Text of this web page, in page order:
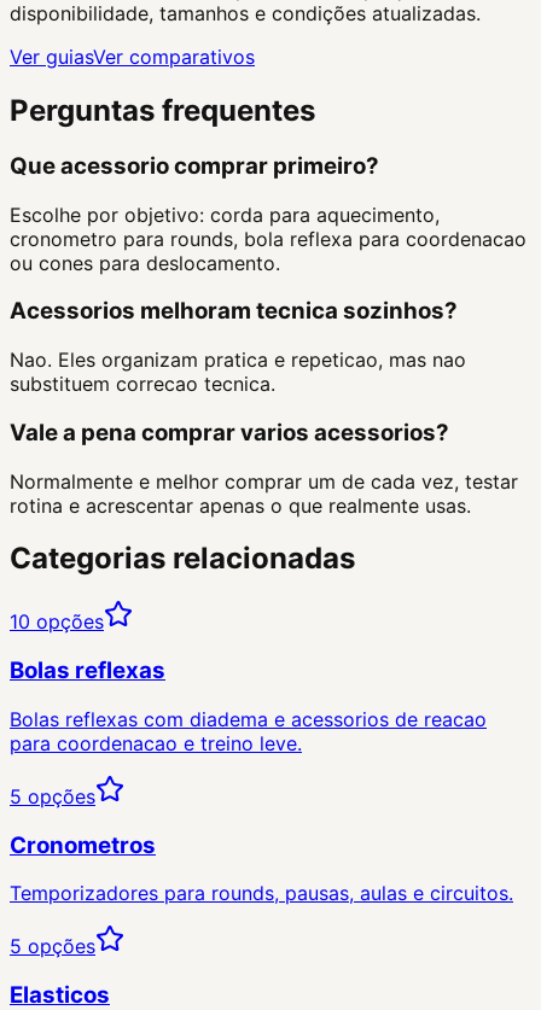
disponibilidade, tamanhos e condições atualizadas.
Ver guiasVer comparativos
Perguntas frequentes
Que acessorio comprar primeiro?
Escolhe por objetivo: corda para aquecimento,
cronometro para rounds, bola reflexa para coordenacao
ou cones para deslocamento.
Acessorios melhoram tecnica sozinhos?
Nao. Eles organizam pratica e repeticao, mas nao
substituem correcao tecnica.
Vale a pena comprar varios acessorios?
Normalmente e melhor comprar um de cada vez, testar
rotina e acrescentar apenas o que realmente usas.
Categorias relacionadas
10 opções
Bolas reflexas
Bolas reflexas com diadema e acessorios de reacao
para coordenacao e treino leve.
5 opções
Cronometros
Temporizadores para rounds, pausas, aulas e circuitos.
5 opções
Elasticos